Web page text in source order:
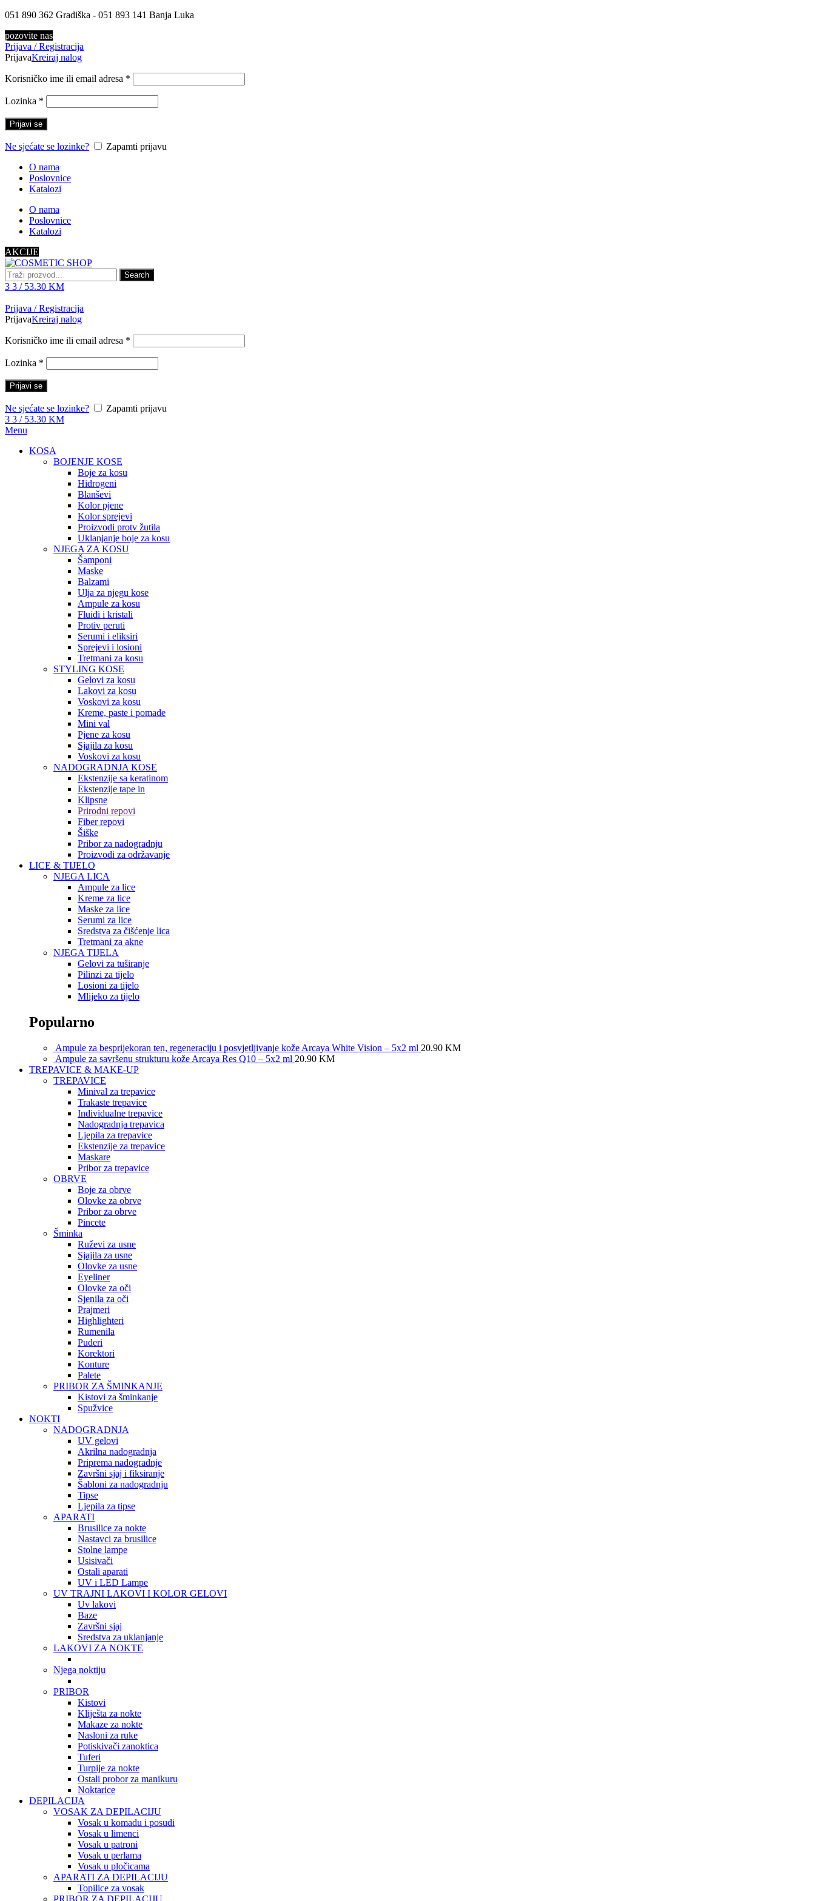
051 890 362 Gradiška - 051 893 141 Banja Luka
pozovite nas
Prijava / Registracija
PrijavaKreiraj nalog
Korisničko ime ili email adresa *
Lozinka *
Prijavi se
Ne sjećate se lozinke?
Zapamti prijavu
O nama
Poslovnice
Katalozi
O nama
Poslovnice
Katalozi
AKCIJE
Search
3 3 / 53.30 KM
Prijava / Registracija
PrijavaKreiraj nalog
Korisničko ime ili email adresa *
Lozinka *
Prijavi se
Ne sjećate se lozinke?
Zapamti prijavu
3 3 / 53.30 KM
Menu
KOSA
BOJENJE KOSE
Boje za kosu
Hidrogeni
Blanševi
Kolor pjene
Kolor sprejevi
Proizvodi protv žutila
Uklanjanje boje za kosu
NJEGA ZA KOSU
Šamponi
Maske
Balzami
Ulja za njegu kose
Ampule za kosu
Fluidi i kristali
Protiv peruti
Serumi i eliksiri
Sprejevi i losioni
Tretmani za kosu
STYLING KOSE
Gelovi za kosu
Lakovi za kosu
Voskovi za kosu
Kreme, paste i pomade
Mini val
Pjene za kosu
Sjajila za kosu
Voskovi za kosu
NADOGRADNJA KOSE
Ekstenzije sa keratinom
Ekstenzije tape in
Klipsne
Prirodni repovi
Fiber repovi
Šiške
Pribor za nadogradnju
Proizvodi za održavanje
LICE & TIJELO
NJEGA LICA
Ampule za lice
Kreme za lice
Maske za lice
Serumi za lice
Sredstva za čišćenje lica
Tretmani za akne
NJEGA TIJELA
Gelovi za tuširanje
Pilinzi za tijelo
Losioni za tijelo
Mlijeko za tijelo
Popularno
Ampule za besprijekoran ten, regeneraciju i posvjetljivanje kože Arcaya White Vision – 5x2 ml 20.90 KM
Ampule za savršenu strukturu kože Arcaya Res Q10 – 5x2 ml 20.90 KM
TREPAVICE & MAKE-UP
TREPAVICE
Minival za trepavice
Trakaste trepavice
Individualne trepavice
Nadogradnja trepavica
Ljepila za trepavice
Ekstenzije za trepavice
Maskare
Pribor za trepavice
OBRVE
Boje za obrve
Olovke za obrve
Pribor za obrve
Pincete
Šminka
Ruževi za usne
Sjajila za usne
Olovke za usne
Eyeliner
Olovke za oči
Sjenila za oči
Prajmeri
Highlighteri
Rumenila
Puderi
Korektori
Konture
Palete
PRIBOR ZA ŠMINKANJE
Kistovi za šminkanje
Spužvice
NOKTI
NADOGRADNJA
UV gelovi
Akrilna nadogradnja
Priprema nadogradnje
Završni sjaj i fiksiranje
Šabloni za nadogradnju
Tipse
Ljepila za tipse
APARATI
Brusilice za nokte
Nastavci za brusilice
Stolne lampe
Usisivači
Ostali aparati
UV i LED Lampe
UV TRAJNI LAKOVI I KOLOR GELOVI
Uv lakovi
Baze
Završni sjaj
Sredstva za uklanjanje
LAKOVI ZA NOKTE
Njega noktiju
PRIBOR
Kistovi
Kliješta za nokte
Makaze za nokte
Nasloni za ruke
Potiskivači zanoktica
Tuferi
Turpije za nokte
Ostali probor za manikuru
Noktarice
DEPILACIJA
VOSAK ZA DEPILACIJU
Vosak u komadu i posudi
Vosak u limenci
Vosak u patroni
Vosak u perlama
Vosak u pločicama
APARATI ZA DEPILACIJU
Topilice za vosak
PRIBOR ZA DEPILACIJU